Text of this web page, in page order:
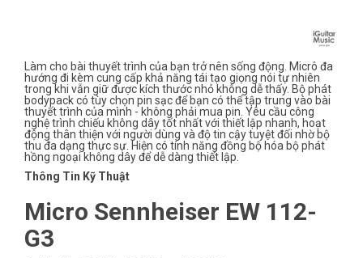
Làm cho bài thuyết trình của bạn trở nên sống động. Micrô đa
hướng đi kèm cung cấp khả năng tái tạo giọng nói tự nhiên
trong khi vẫn giữ được kích thước nhỏ không dễ thấy. Bộ phát
bodypack có tùy chọn pin sạc để bạn có thể tập trung vào bài
thuyết trình của mình - không phải mua pin. Yêu cầu công
nghệ trình chiếu không dây tốt nhất với thiết lập nhanh, hoạt
động thân thiện với người dùng và độ tin cậy tuyệt đối nhờ bộ
thu đa dạng thực sự. Hiện có tính năng đồng bộ hóa bộ phát
hồng ngoại không dây để dễ dàng thiết lập.
Thông Tin Kỹ Thuật
Micro Sennheiser EW 112-
G3